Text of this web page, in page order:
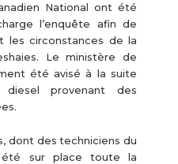
National ont été
l’enquête afin de
les circonstances de la
Le ministère de
été avisé à la suite
diesel provenant des
dont des techniciens du
été sur place toute la